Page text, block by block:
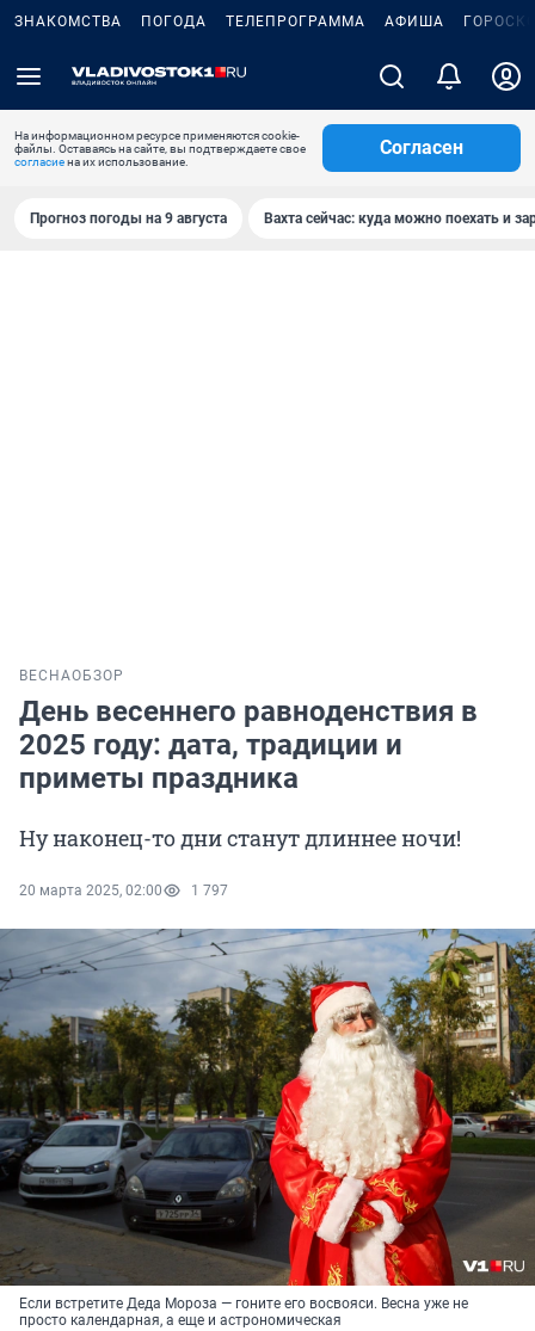
ЗНАКОМСТВА ПОГОДА ТЕЛЕПРОГРАММА АФИША
На информационном ресурсе применяются cookie-
файлы. Оставаясь на сайте, вы подтверждаете свое
согласиена их использование.
Согласен
Прогноз погоды на 9 августа Вахта сейчас: куда можно поехать и
ВЕСНАОБЗОР
День весеннего равноденствия в
2025 году: дата, традиции и
приметы праздника
Ну наконец-то дни станут длиннее ночи!
20 марта 2025, 02:00 1 797
Если встретите Деда Мороза — гоните его восвояси. Весна уже не
просто календарная, а еще и астрономическая